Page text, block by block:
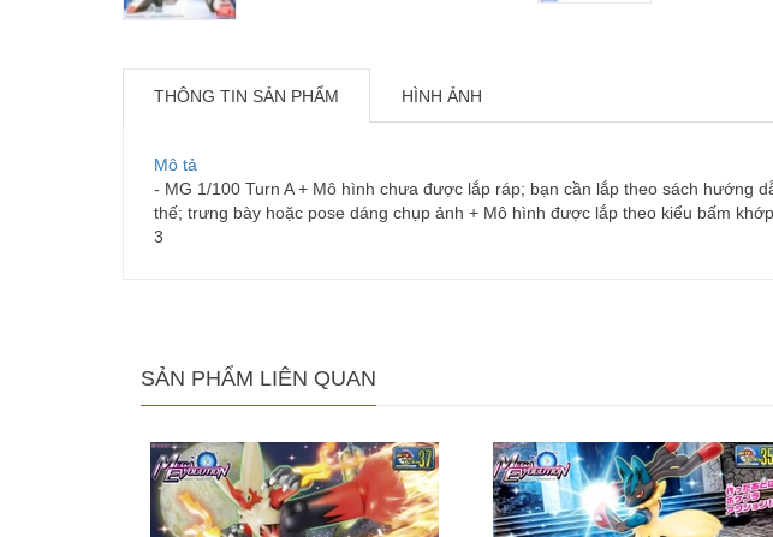
THÔNG TIN SẢN PHẨM HÌNH ẢNH
Mô tả
- MG 1/100 Turn A + Mô hình chưa được lắp ráp; bạn cần lắp theo sách hướng
thế; trưng bày hoặc pose dáng chụp ảnh + Mô hình được lắp theo kiểu bấm
3
SẢN PHẨM LIÊN QUAN